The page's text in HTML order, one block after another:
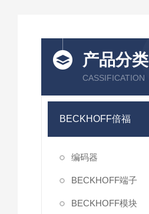
产品分类
CASSIFICATION
BECKHOFF倍福
编码器
BECKHOFF端子
BECKHOFF模块